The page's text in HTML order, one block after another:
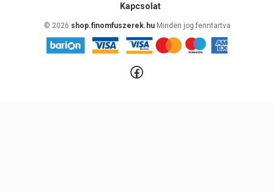
Kapcsolat
© 2026 shop.finomfuszerek.huMinden jog fenntartva